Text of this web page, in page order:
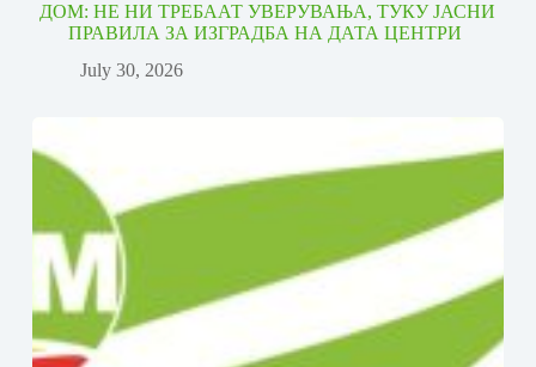
ДОМ: НЕ НИ ТРЕБААТ УВЕРУВАЊА, ТУКУ ЈАСНИ
ПРАВИЛА ЗА ИЗГРАДБА НА ДАТА ЦЕНТРИ
July 30, 2026